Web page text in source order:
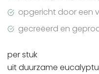
opgericht door een
gecreëerd en
per stuk
uit duurzame